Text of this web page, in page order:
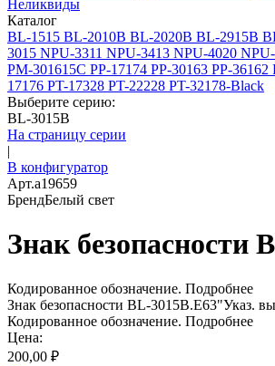
Неликвиды
Каталог
BL-1515 BL-2010B BL-2020B BL-2915B
3015 NPU-3311 NPU-3413 NPU-4020
PM-301615C PP-17174 PP-30163 PP-36162
17176 PT-17328 PT-22228 PT-32178-Black
Выберите серию:
BL-3015B
На страницу серии
|
В конфигуратор
Арт.a19659
БрендБелый свет
Знак безопасности
Кодированное обозначение. Подробнее
Знак безопасности BL-3015B.E63"Указ.
Кодированное обозначение. Подробнее
Цена:
200,00 ₽